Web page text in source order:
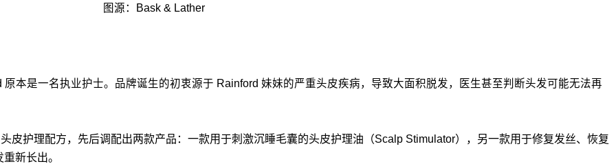
图源：Bask & Lather
本是一名执业护士。品牌诞生的初衷源于 Rainford 妹妹的严重头皮疾病，导致大面积脱发，医生甚至判断头发可能无法再
皮护理配方，先后调配出两款产品：一款用于刺激沉睡毛囊的头皮护理油（Scalp Stimulator），另一款用于修复发丝、恢复
新长出。